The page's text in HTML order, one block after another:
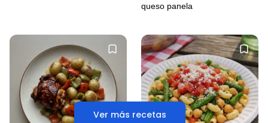
Ver más recetas
queso panela